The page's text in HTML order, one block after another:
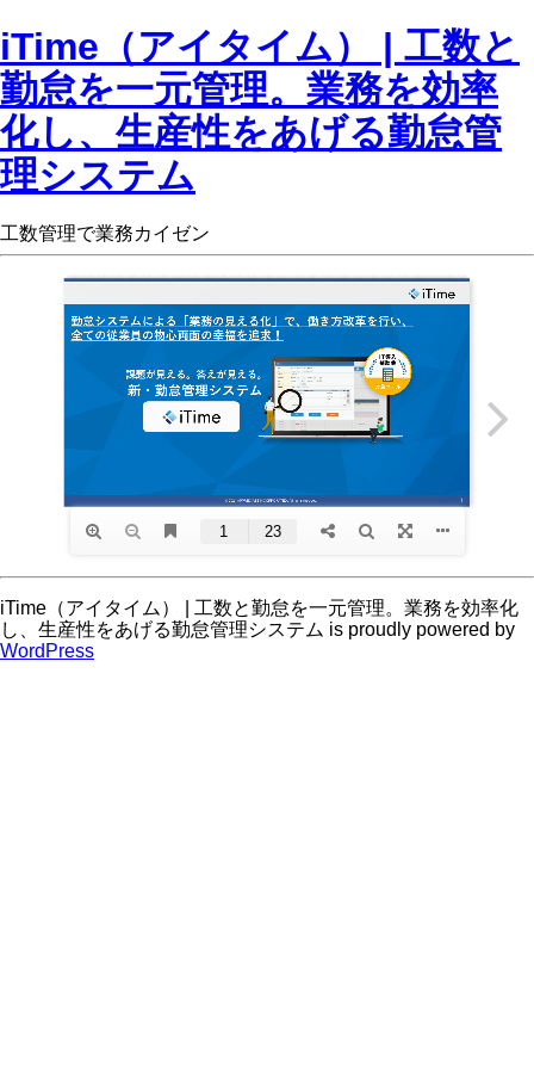
iTime（アイタイム） | 工数と
勤怠を一元管理。業務を効率
化し、生産性をあげる勤怠管
理システム
工数管理で業務カイゼン
iTime（アイタイム） | 工数と勤怠を一元管理。業務を効率化
し、生産性をあげる勤怠管理システム is proudly powered by
WordPress